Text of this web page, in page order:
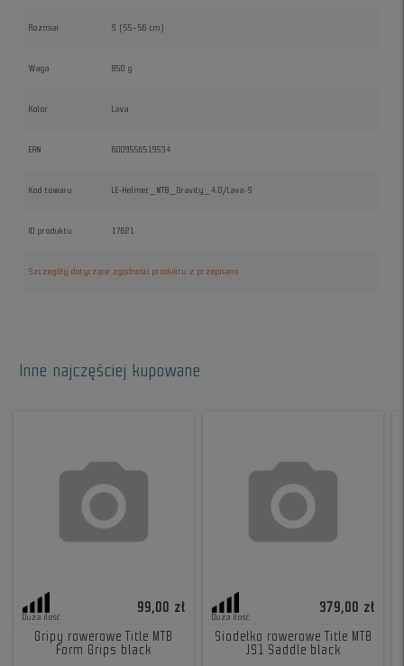
Rozmiar S (55–56 cm)
Waga 850 g
Kolor Lava
EAN 6009556519534
Kod towaru LE-Helmet_MTB_Gravity_4.0/Lava-S
ID produktu 17621
Szczegóły dotyczące zgodności produktu z przepisami
Inne najczęściej kupowane
Duża ilość
99,00 zł
Gripy rowerowe Title MTB
Form Grips black
Duża ilość
379,00 zł
Siodełko rowerowe Title MTB
JS1 Saddle black